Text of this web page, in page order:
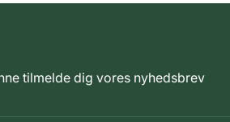
tilmelde dig vores nyhedsbrev